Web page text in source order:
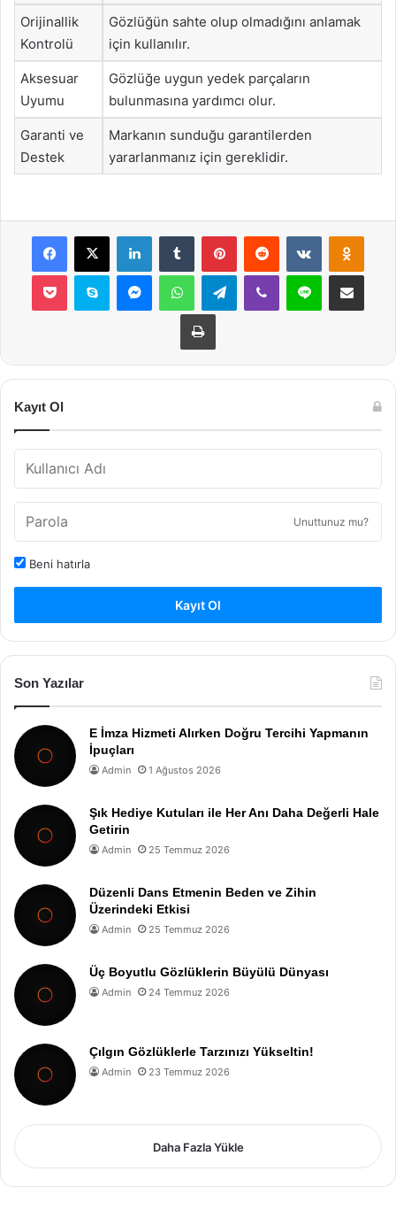
Orijinallik
Kontrolü
Gözlüğün sahte olup olmadığını anlamak
için kullanılır.
Aksesuar
Uyumu
Gözlüğe uygun yedek parçaların
bulunmasına yardımcı olur.
Garanti ve
Destek
Markanın sunduğu garantilerden
yararlanmanız için gereklidir.
Facebook
X LinkedInTumblr PinterestReddit VKontakte
Pocket Skype MessengerWhatsAppTelegramViber Line E-Posta ile
Yazdır
Kayıt Ol
Unuttunuz mu?
Beni hatırla
Kayıt Ol
Son Yazılar
E İmza Hizmeti Alırken Doğru Tercihi Yapmanın
İpuçları
Admin 1 Ağustos 2026
Şık Hediye Kutuları ile Her Anı Daha Değerli Hale
Getirin
Admin 25 Temmuz 2026
Düzenli Dans Etmenin Beden ve Zihin
Üzerindeki Etkisi
Admin 25 Temmuz 2026
Üç Boyutlu Gözlüklerin Büyülü Dünyası
Admin 24 Temmuz 2026
Çılgın Gözlüklerle Tarzınızı Yükseltin!
Admin 23 Temmuz 2026
Daha Fazla Yükle